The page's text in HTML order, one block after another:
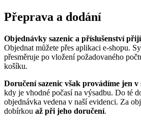
Přeprava a dodání
Objednávky sazenic a příslušenství
Objednat můžete přes aplikaci e-shopu.
přesměruje po vložení požadovaného
košíku.
Doručení sazenic však provádíme jen v
kdy je vhodné počasí na výsadbu. Do té
objednávka vedena v naší evidenci. Za
dobírkou až při jeho doručení.